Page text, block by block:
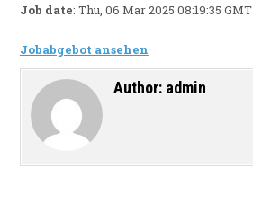
Job date: Thu, 06 Mar 2025 08:19:35 GMT
Jobabgebot ansehen
Author: admin